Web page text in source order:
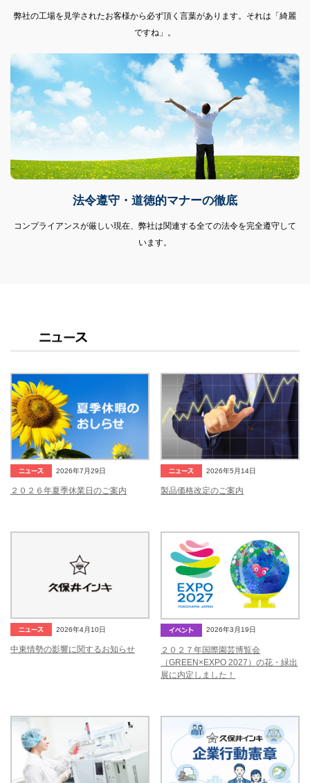
弊社の工場を見学されたお客様から必ず頂く言葉があります。それは「綺麗
ですね」。
法令遵守・道徳的マナーの徹底
コンプライアンスが厳しい現在、弊社は関連する全ての法令を完全遵守して
います。
2026年7月29日
２０２６年夏季休業日のご案内
2026年5月14日
製品価格改定のご案内
2026年4月10日
中東情勢の影響に関するお知らせ
2026年3月19日
２０２７年国際園芸博覧会
（GREEN×EXPO 2027）の花・緑出
展に内定しました！